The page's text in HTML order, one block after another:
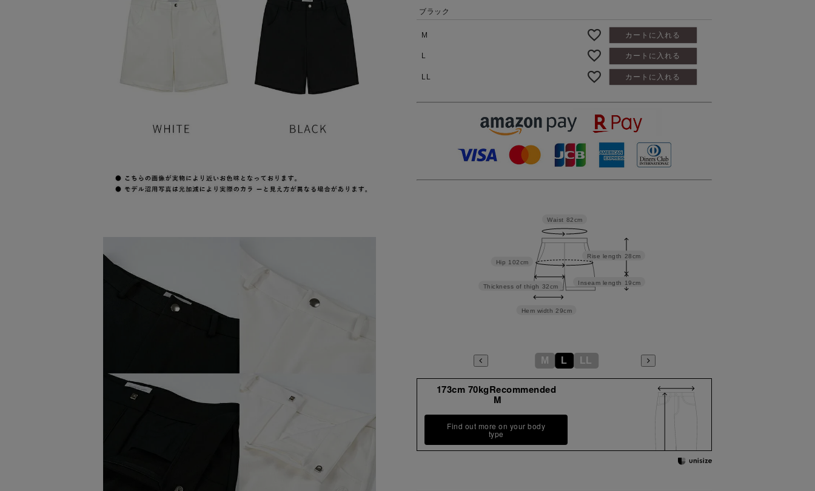
ブラック
M カートに入れる
L カートに入れる
LL カートに入れる
Rise length 28cm
Inseam length 19cm
Hem width 29cm
Thickness of thigh 32cm
Hip 102cm
Waist 82cm
M L LL
173cm 70kgRecommended
M
Find out more on your body
type